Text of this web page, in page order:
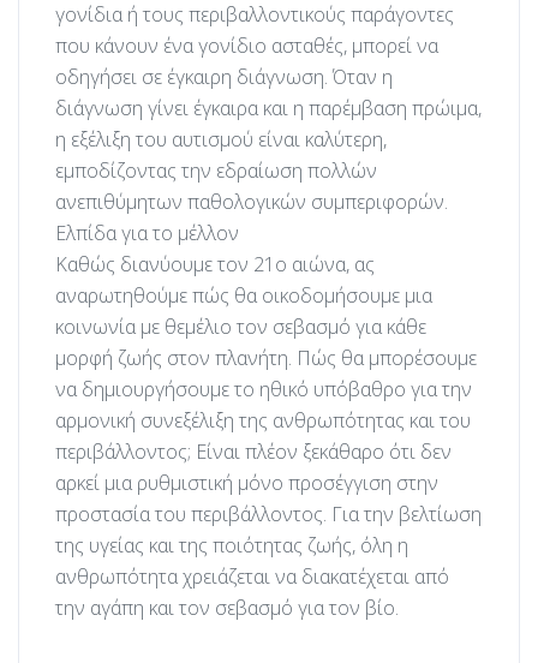
γονίδια ή τους περιβαλλοντικούς παράγοντες
που κάνουν ένα γονίδιο ασταθές, μπορεί να
οδηγήσει σε έγκαιρη διάγνωση. Όταν η
διάγνωση γίνει έγκαιρα και η παρέμβαση πρώιμα,
η εξέλιξη του αυτισμού είναι καλύτερη,
εμποδίζοντας την εδραίωση πολλών
ανεπιθύμητων παθολογικών συμπεριφορών.
Ελπίδα για το μέλλον
Καθώς διανύουμε τον 21ο αιώνα, ας
αναρωτηθούμε πώς θα οικοδομήσουμε μια
κοινωνία με θεμέλιο τον σεβασμό για κάθε
μορφή ζωής στον πλανήτη. Πώς θα μπορέσουμε
να δημιουργήσουμε το ηθικό υπόβαθρο για την
αρμονική συνεξέλιξη της ανθρωπότητας και του
περιβάλλοντος; Είναι πλέον ξεκάθαρο ότι δεν
αρκεί μια ρυθμιστική μόνο προσέγγιση στην
προστασία του περιβάλλοντος. Για την βελτίωση
της υγείας και της ποιότητας ζωής, όλη η
ανθρωπότητα χρειάζεται να διακατέχεται από
την αγάπη και τον σεβασμό για τον βίο.